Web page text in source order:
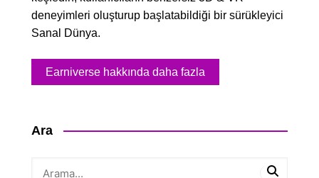
deneyimleri oluşturup başlatabildiği bir sürükleyici
Sanal Dünya.
Earniverse hakkında daha fazla
Ara